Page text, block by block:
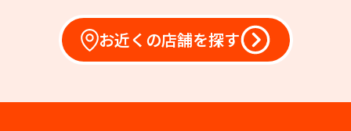
お近くの店舗を探す